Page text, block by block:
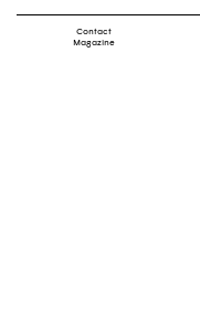
Contact
Magazine